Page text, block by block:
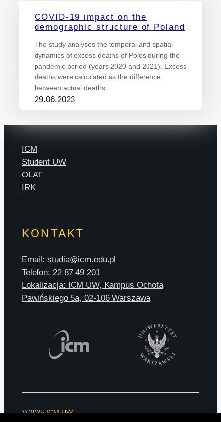
COVID-19 impact on the
demographic structure of Poland
The study analyses the temporal and spatial
dynamics of excess deaths of Poles during the
pandemic period (years 2020 and 2021). Excess
deaths were calculated as the difference
between actual deaths…
29.06.2023
ICM
Student UW
OLAT
IRK
KONTAKT
Email: studia@icm.edu.pl
Telefon: 22 87 49 201
Lokalizacja: ICM UW, Kampus Ochota
Pawińskiego 5a, 02-106 Warszawa
© 2025ICM UW